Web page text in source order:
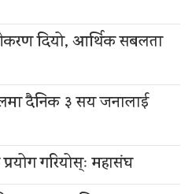
दियो, आर्थिक सबलता
दैनिक ३ सय जनालाई
गरियोस्ः महासंघ